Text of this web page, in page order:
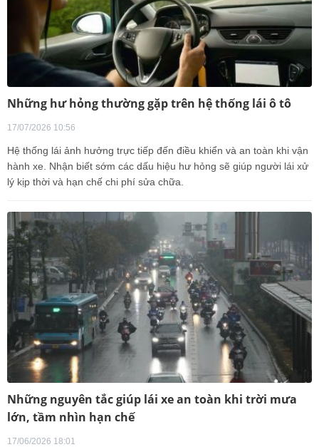
Những hư hỏng thường gặp trên hệ thống lái ô tô
17/07/2026 10:56
Hệ thống lái ảnh hưởng trực tiếp đến điều khiển và an toàn khi vận
hành xe. Nhận biết sớm các dấu hiệu hư hỏng sẽ giúp người lái xử
lý kịp thời và hạn chế chi phí sửa chữa.
Những nguyên tắc giúp lái xe an toàn khi trời mưa
lớn, tầm nhìn hạn chế
17/06/2026 18:01